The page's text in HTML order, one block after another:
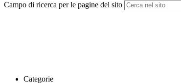
Campo di ricerca per le pagine del sito
Categorie